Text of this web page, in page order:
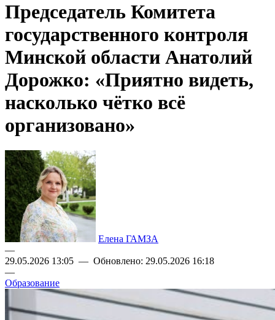
Председатель Комитета
государственного контроля
Минской области Анатолий
Дорожко: «Приятно видеть,
насколько чётко всё
организовано»
Елена ГАМЗА
—
29.05.2026 13:05 — Обновлено: 29.05.2026 16:18
—
Образование